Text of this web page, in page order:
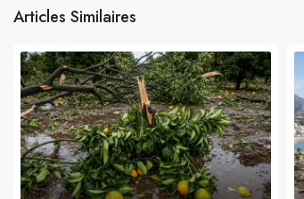
Articles Similaires